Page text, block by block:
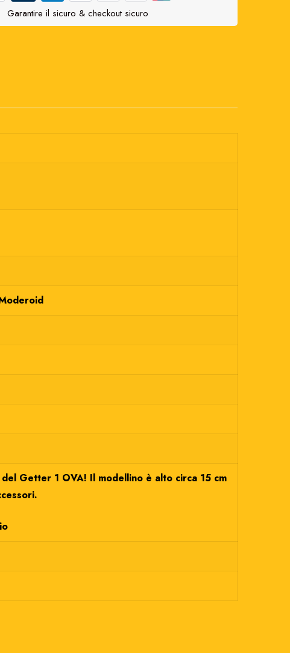
Garantire il sicuro & checkout sicuro
Getter 1 OVA! Il modellino è alto circa 15 cm